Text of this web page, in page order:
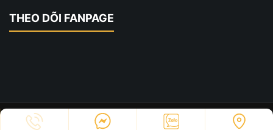
THEO DÕI FANPAGE
Copyright © 2023 - Thiết Kế Thi Công Hai Xe. All